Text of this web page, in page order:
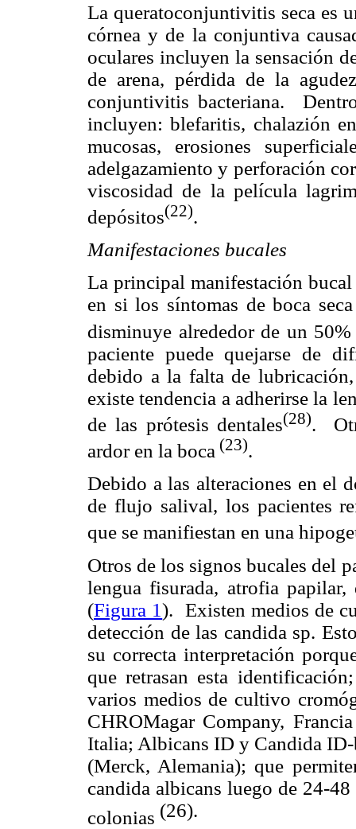
La queratoconjuntivitis seca es
córnea y de la conjuntiva
oculares incluyen la sensación
de arena, pérdida de la
conjuntivitis bacteriana.
incluyen: blefaritis, chalazión
mucosas, erosiones
adelgazamiento y perforación
viscosidad de la película
depósitos(22).
Manifestaciones bucales
La principal manifestación
en si los síntomas de boca
disminuye alrededor de un
paciente puede quejarse de
debido a la falta de
existe tendencia a adherirse la
de las prótesis dentales(28).
ardor en la boca (23).
Debido a las alteraciones en el
de flujo salival, los pacientes
que se manifiestan en una
Otros de los signos bucales del
lengua fisurada, atrofia
(Figura 1). Existen medios de
detección de las candida sp.
su correcta interpretación
que retrasan esta
varios medios de cultivo
CHROMagar Company,
Italia; Albicans ID y Candida
(Merck, Alemania); que
candida albicans luego de 24-
colonias (26).